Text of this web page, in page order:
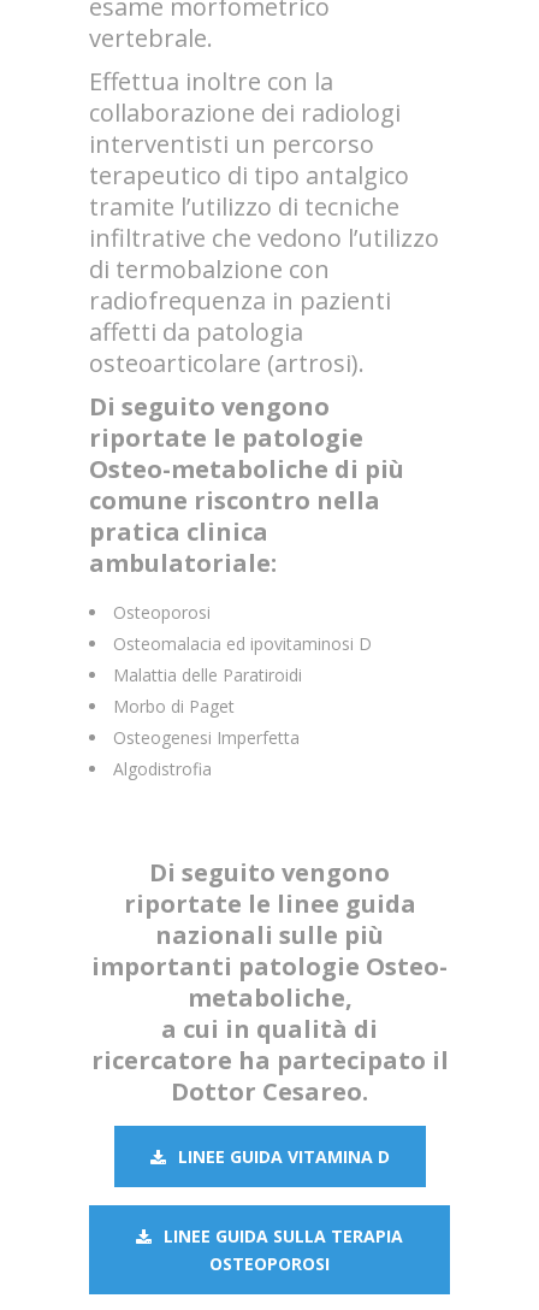
esame morfometrico
vertebrale.
Effettua inoltre con la
collaborazione dei radiologi
interventisti un percorso
terapeutico di tipo antalgico
tramite l’utilizzo di tecniche
infiltrative che vedono l’utilizzo
di termobalzione con
radiofrequenza in pazienti
affetti da patologia
osteoarticolare (artrosi).
Di seguito vengono
riportate le patologie
Osteo-metaboliche di più
comune riscontro nella
pratica clinica
ambulatoriale:
Osteoporosi
Osteomalacia ed ipovitaminosi D
Malattia delle Paratiroidi
Morbo di Paget
Osteogenesi Imperfetta
Algodistrofia
Di seguito vengono
riportate le linee guida
nazionali sulle più
importanti patologie Osteo-
metaboliche,
a cui in qualità di
ricercatore ha partecipato il
Dottor Cesareo.
LINEE GUIDA VITAMINA D
LINEE GUIDA SULLA TERAPIA
OSTEOPOROSI